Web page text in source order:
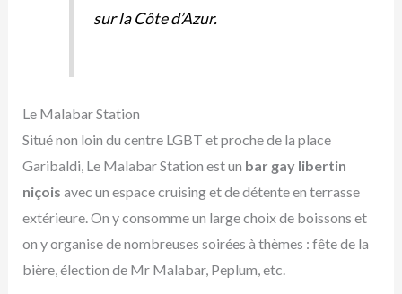
sur la Côte d’Azur.
Le Malabar Station
Situé non loin du centre LGBT et proche de la place
Garibaldi, Le Malabar Station est un bar gay libertin
niçois avec un espace cruising et de détente en terrasse
extérieure. On y consomme un large choix de boissons et
on y organise de nombreuses soirées à thèmes : fête de la
bière, élection de Mr Malabar, Peplum, etc.